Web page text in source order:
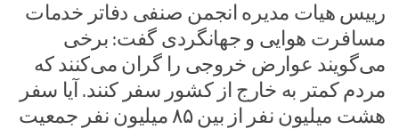
رییس هیات مدیره انجمن صنفی دفاتر خدمات
مسافرت هوایی و جهانگردی گفت: برخی
می‌گویند عوارض خروجی را گران می‌کنند که
مردم کمتر به خارج از کشور سفر کنند. آیا سفر
هشت میلیون نفر از بین ۸۵ میلیون نفر جمعیت